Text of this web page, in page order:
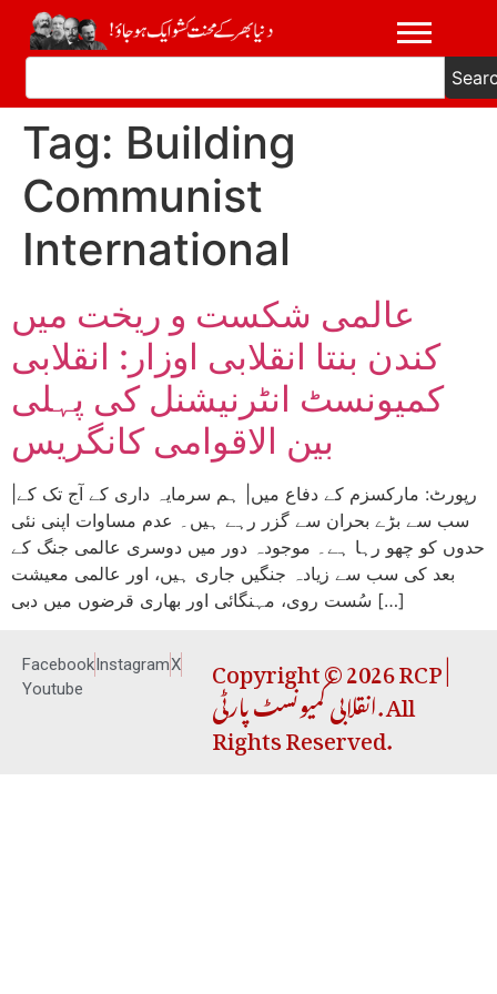
Tag: Building
Communist
International
عالمی شکست و ریخت میں
کندن بنتا انقلابی اوزار: انقلابی
کمیونسٹ انٹرنیشنل کی پہلی
بین الاقوامی کانگریس
سب سے بڑے بحران سے گزر رہے ہیں۔ عدم مساوات اپنی نئی
حدوں کو چھو رہا ہے۔ موجودہ دور میں دوسری عالمی جنگ کے
بعد کی سب سے زیادہ جنگیں جاری ہیں، اور عالمی معیشت
سُست روی، مہنگائی اور بھاری قرضوں میں دبی […]
FacebookInstagramX
Youtube
Copyright © 2026 RCP |
انقلابی کمیونسٹ پارٹی. All
Rights Reserved.